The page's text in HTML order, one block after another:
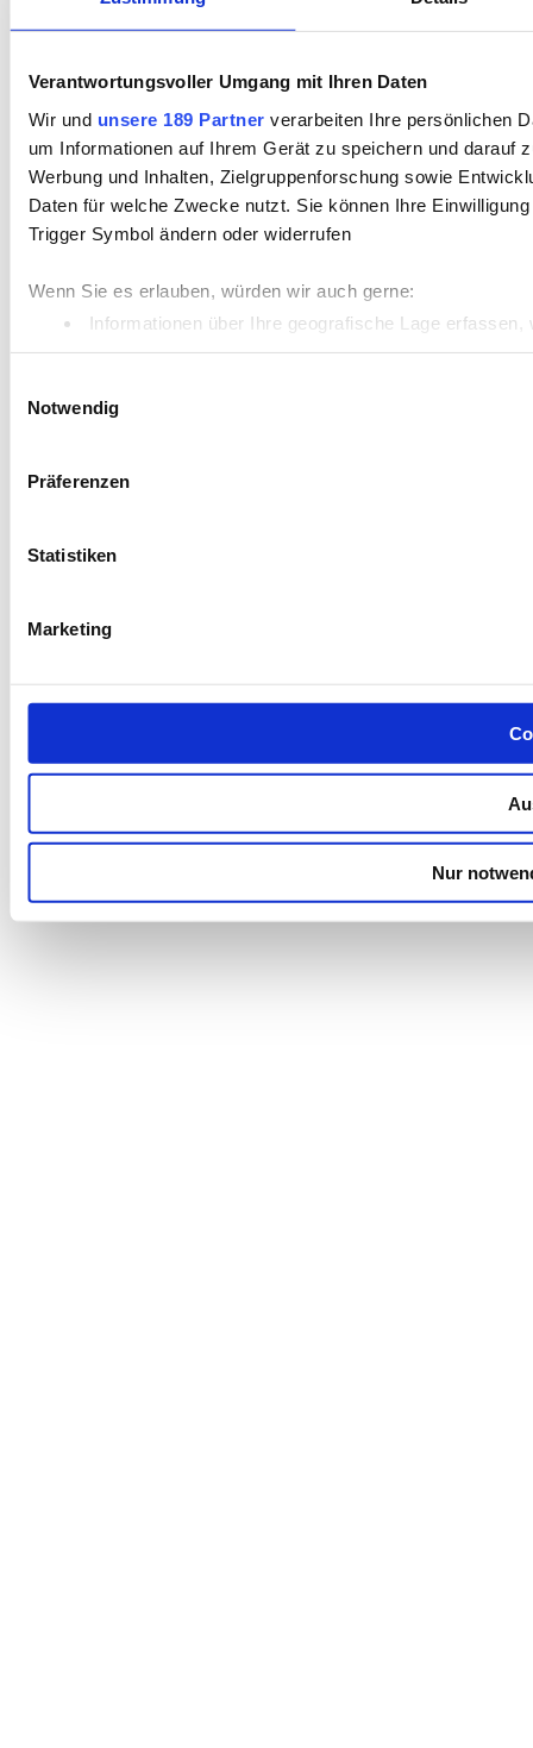
Verantwortungsvoller Umgang mit Ihren Daten
Wir und unsere 189 Partner verarbeiten Ihre persönlichen
um Informationen auf Ihrem Gerät zu speichern und darauf
Werbung und Inhalten, Zielgruppenforschung sowie
Daten für welche Zwecke nutzt. Sie können Ihre
Trigger Symbol ändern oder widerrufen
Wenn Sie es erlauben, würden wir auch gerne:
Informationen über Ihre geografische Lage
Ihr Gerät durch aktives Scannen nach bestimmten
Einzelheiten
Notwendig
Präferenzen
Statistiken
Marketing
Nur